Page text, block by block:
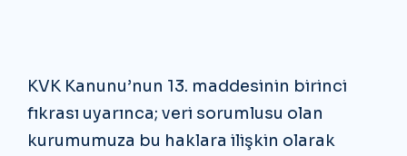
KVK Kanunu’nun 13. maddesinin birinci
fıkrası uyarınca; veri sorumlusu olan
kurumumuza bu haklara ilişkin olarak